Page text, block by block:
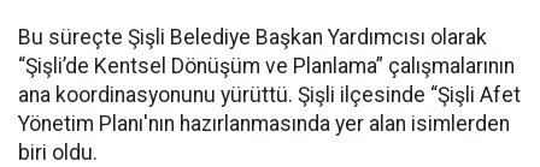
Bu süreçte Şişli Belediye Başkan Yardımcısı olarak
“Şişli’de Kentsel Dönüşüm ve Planlama” çalışmalarının
ana koordinasyonunu yürüttü. Şişli ilçesinde “Şişli Afet
Yönetim Planı'nın hazırlanmasında yer alan isimlerden
biri oldu.